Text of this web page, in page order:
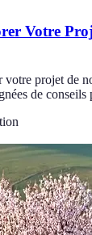
Votre
votre projet de
de